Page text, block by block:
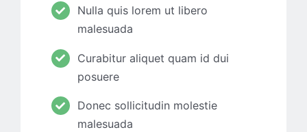
Nulla quis lorem ut libero
malesuada
Curabitur aliquet quam id dui
posuere
Donec sollicitudin molestie
malesuada